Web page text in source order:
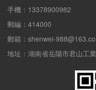
手機：13378900982
郵編：414000
郵箱：shenwei-
地址：湖南省岳陽市君山工